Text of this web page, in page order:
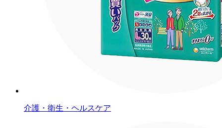
介護・衛生・ヘルスケア